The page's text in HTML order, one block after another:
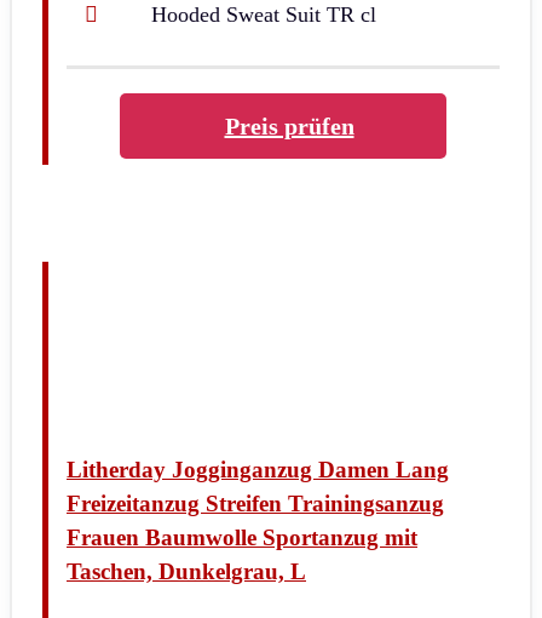
Hooded Sweat Suit TR cl
Preis prüfen
Litherday Jogginganzug Damen Lang
Freizeitanzug Streifen Trainingsanzug
Frauen Baumwolle Sportanzug mit
Taschen, Dunkelgrau, L